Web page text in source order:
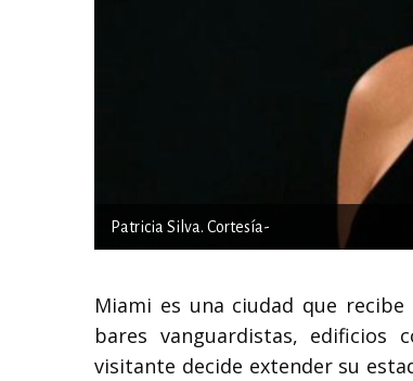
Patricia Silva. Cortesía-
Miami es una ciudad que
bares vanguardistas,
visitante decide extender su